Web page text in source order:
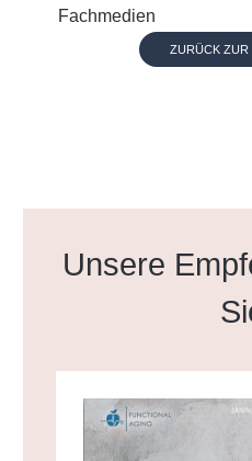
Fachmedien
ZURÜCK ZUR
Produktgalerie
Unsere